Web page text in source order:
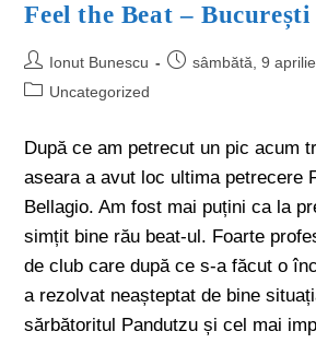
Feel the Beat – București
Ionut Bunescu
sâmbătă, 9
Uncategorized
După ce am petrecut un pic acum
aseara a avut loc ultima petrecere
Bellagio. Am fost mai puțini ca la
simțit bine rău beat-ul. Foarte
de club care după ce s-a făcut o
a rezolvat neașteptat de bine
sărbătoritul Pandutzu și cel mai